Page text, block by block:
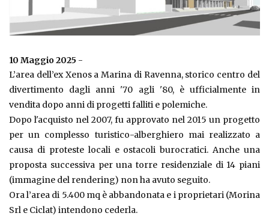
10 Maggio 2025 -
L’area dell’ex Xenos a Marina di Ravenna, storico centro del
divertimento dagli anni '70 agli '80, è ufficialmente in
vendita dopo anni di progetti falliti e polemiche.
Dopo l'acquisto nel 2007, fu approvato nel 2015 un progetto
per un complesso turistico-alberghiero mai realizzato a
causa di proteste locali e ostacoli burocratici. Anche una
proposta successiva per una torre residenziale di 14 piani
(immagine del rendering) non ha avuto seguito.
Ora l’area di 5.400 mq è abbandonata e i proprietari (Morina
Srl e Ciclat) intendono cederla.